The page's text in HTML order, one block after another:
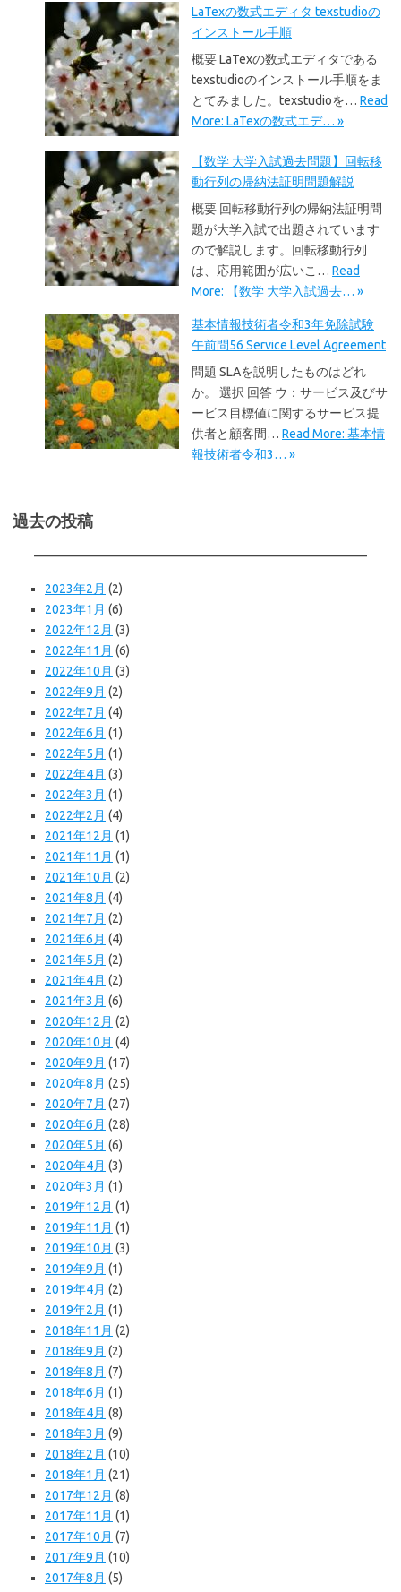
LaTexの数式エディタ texstudioの
インストール手順
概要 LaTexの数式エディタである
texstudioのインストール手順をま
とてみました。texstudioを… Read
More: LaTexの数式エデ… »
【数学 大学入試過去問題】回転移
動行列の帰納法証明問題解説
概要 回転移動行列の帰納法証明問
題が大学入試で出題されています
ので解説します。回転移動行列
は、応用範囲が広いこ… Read
More: 【数学 大学入試過去… »
基本情報技術者令和3年免除試験
午前問56 Service Level Agreement
問題 SLAを説明したものはどれ
か。 選択 回答 ウ：サービス及びサ
ービス目標値に関するサービス提
供者と顧客間… Read More: 基本情
報技術者令和3… »
過去の投稿
2023年2月 (2)
2023年1月 (6)
2022年12月 (3)
2022年11月 (6)
2022年10月 (3)
2022年9月 (2)
2022年7月 (4)
2022年6月 (1)
2022年5月 (1)
2022年4月 (3)
2022年3月 (1)
2022年2月 (4)
2021年12月 (1)
2021年11月 (1)
2021年10月 (2)
2021年8月 (4)
2021年7月 (2)
2021年6月 (4)
2021年5月 (2)
2021年4月 (2)
2021年3月 (6)
2020年12月 (2)
2020年10月 (4)
2020年9月 (17)
2020年8月 (25)
2020年7月 (27)
2020年6月 (28)
2020年5月 (6)
2020年4月 (3)
2020年3月 (1)
2019年12月 (1)
2019年11月 (1)
2019年10月 (3)
2019年9月 (1)
2019年4月 (2)
2019年2月 (1)
2018年11月 (2)
2018年9月 (2)
2018年8月 (7)
2018年6月 (1)
2018年4月 (8)
2018年3月 (9)
2018年2月 (10)
2018年1月 (21)
2017年12月 (8)
2017年11月 (1)
2017年10月 (7)
2017年9月 (10)
2017年8月 (5)